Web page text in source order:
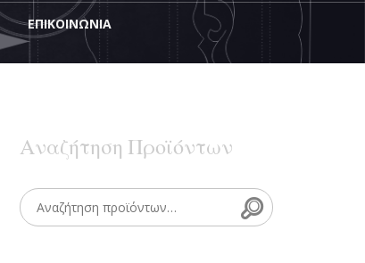
EΠΙΚΟΙΝΩΝΊΑ
Αναζήτηση Προϊόντων
Search for: Search